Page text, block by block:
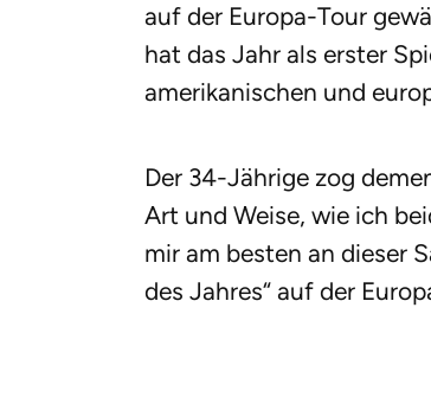
auf der Europa-Tour
hat das Jahr als erster
amerikanischen und
Der 34-Jährige zog
Art und Weise, wie ich
mir am besten an dieser
des Jahres“ auf der